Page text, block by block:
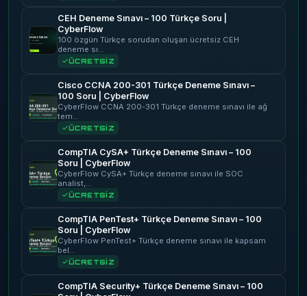
CEH Deneme Sınavı – 100 Türkçe Soru |
CyberFlow
100 özgün Türkçe sorudan oluşan ücretsiz CEH
deneme sı…
ÜCRETSİZ
Cisco CCNA 200-301 Türkçe Deneme Sınavı –
100 Soru | CyberFlow
CyberFlow CCNA 200-301 Türkçe deneme sınavı ile ağ
tem…
ÜCRETSİZ
CompTIA CySA+ Türkçe Deneme Sınavı – 100
Soru | CyberFlow
CyberFlow CySA+ Türkçe deneme sınavı ile SOC
analist,…
ÜCRETSİZ
CompTIA PenTest+ Türkçe Deneme Sınavı – 100
Soru | CyberFlow
CyberFlow PenTest+ Türkçe deneme sınavı ile kapsam
bel…
ÜCRETSİZ
CompTIA Security+ Türkçe Deneme Sınavı – 100